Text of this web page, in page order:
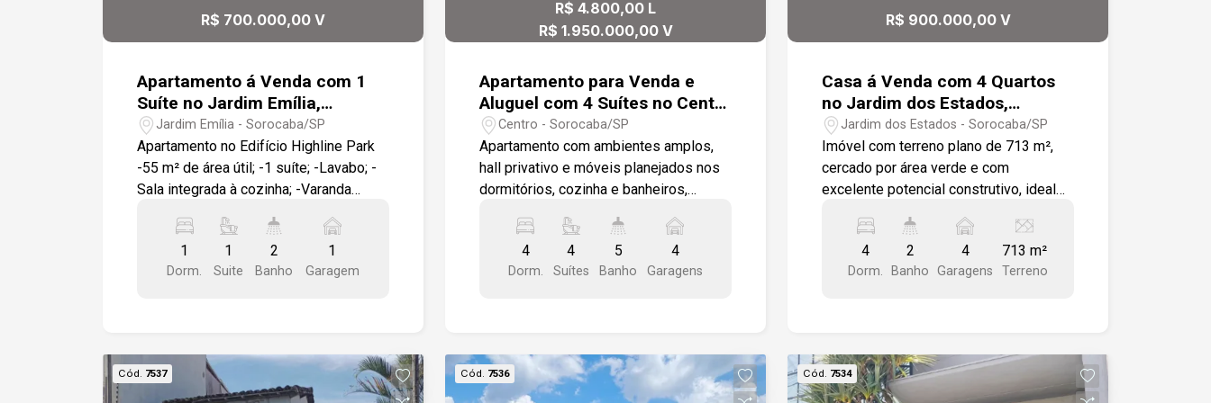
acesso às Avenidas Washington Luiz e
supermercados, hospitais,
restaurantes, comércio, serviços e às
principais vias da cidade. Ideal para:
Construção de residência, comércio e
clinicas. Investimento com excelente
potencial de valorização patrimonial.
Quem busca localização estratégica,
praticidade e qualidade de vida.
com grande fluxo e excelente
para morar e ótima exposição para
atividades comerciais. Um endereço
que reúne conveniência, acessibilidade
e alto potencial de valorização.
R$ 700.000,00 V
Apartamento á Venda com 1
Suíte no Jardim Emília,
Sorocaba/SP
Jardim Emília - Sorocaba/SP
Apartamento no Edifício Highline Park
-55 m² de área útil; -1 suíte; -Lavabo; -
Sala integrada à cozinha; -Varanda
Condomínio com: -Pet Garden; -
Academia; -Piscinas adulto e infantil; -
Salão de festas. Localização: -Em
1
Dorm.
1
Suite
2
Banho
1
Garagem
R$ 4.800,00 L
R$ 1.950.000,00 V
Apartamento para Venda e
Aluguel com 4 Suítes no Centro
de Sorocaba/SP
Centro - Sorocaba/SP
Apartamento com ambientes amplos,
hall privativo e móveis planejados nos
dormitórios, cozinha e banheiros,
excelente localização. -4 suítes, sendo
1 master com amplo closet; -Sala para
2 ambientes; -Cozinha ampla; -Lavabo; -
demarcadas. Diferenciais: -Ar-
condicionado em todos os dormitórios;
4
Dorm.
4
Suítes
5
Banho
4
Garagens
R$ 900.000,00 V
Casa á Venda com 4 Quartos
no Jardim dos Estados,
Sorocaba/SP
Jardim dos Estados - Sorocaba/SP
Imóvel com terreno plano de 713 m²,
cercado por área verde e com
excelente potencial construtivo, ideal
investimento -713 m² de terreno; -4
quartos; -Sala de estar; -Sala de jantar; -
Cozinha; -2 banheiros; -Espaço para até
4
Dorm.
2
Banho
4
Garagens
713 m²
Terreno
Cód. 7537 Cód. 7536 Cód. 7534